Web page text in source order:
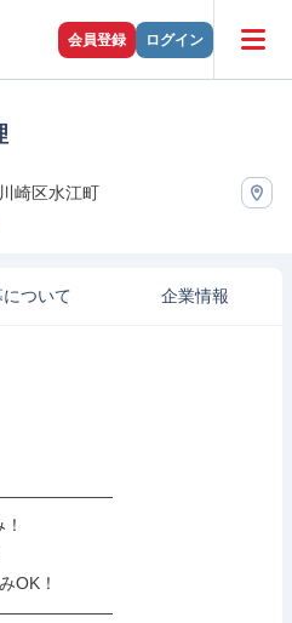
会員登録 ログイン
崎区水江町
について 企業情報
OK！